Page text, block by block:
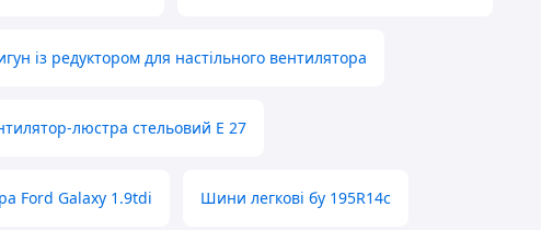
із редуктором для настільного вентилятора
люстра стельовий E 27
Ford Galaxy 1.9tdi Шини легкові бу 195R14c